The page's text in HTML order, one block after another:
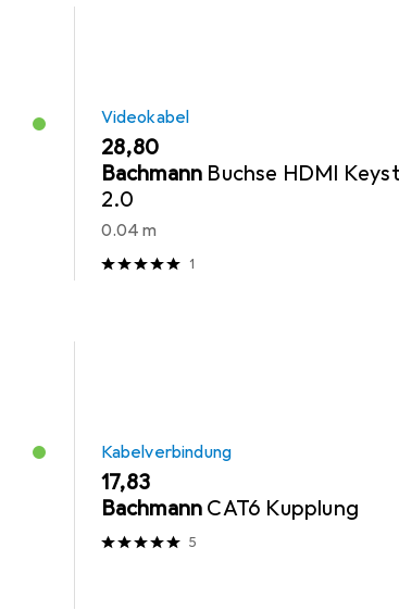
Videokabel
EUR
28,80
Bachmann Buchse HDMI
2.0
0.04 m
1
Kabelverbindung
EUR
17,83
Bachmann CAT6 Kupplung
5